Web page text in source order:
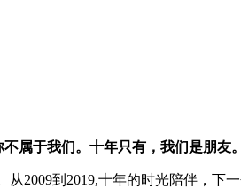
不属于我们。十年只有 ， 我们是朋友。
2009到2019,十年的时光陪伴 ， 下